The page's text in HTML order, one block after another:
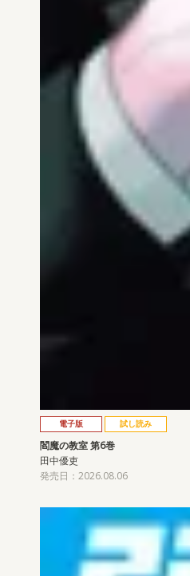
電子版 試し読み
閻魔の教室 第6巻
田中優吏
発売日：2026.08.06